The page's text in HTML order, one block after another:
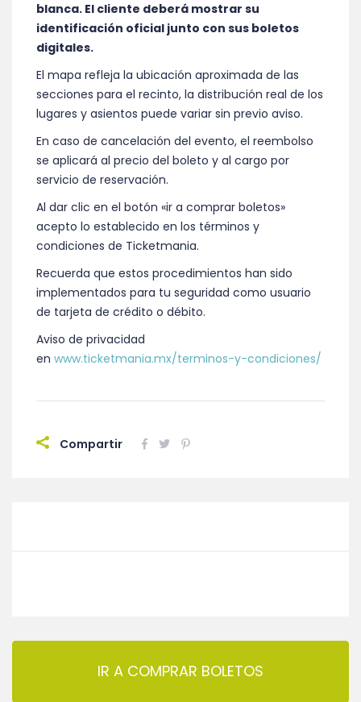
blanca. El cliente deberá mostrar su
identificación oficial junto con sus boletos
digitales.
El mapa refleja la ubicación aproximada de las
secciones para el recinto, la distribución real de los
lugares y asientos puede variar sin previo aviso.
En caso de cancelación del evento, el reembolso
se aplicará al precio del boleto y al cargo por
servicio de reservación.
Al dar clic en el botón «ir a comprar boletos»
acepto lo establecido en los términos y
condiciones de Ticketmania.
Recuerda que estos procedimientos han sido
implementados para tu seguridad como usuario
de tarjeta de crédito o débito.
Aviso de privacidad
en www.ticketmania.mx/terminos-y-condiciones/
Compartir
IR A COMPRAR BOLETOS